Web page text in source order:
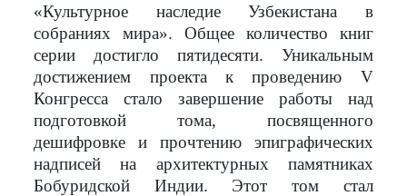
«Культурное наследие Узбекистана в
собраниях мира». Общее количество книг
серии достигло пятидесяти. Уникальным
достижением проекта к проведению V
Конгресса стало завершение работы над
подготовкой тома, посвященного
дешифровке и прочтению эпиграфических
надписей на архитектурных памятниках
Бобуридской Индии. Этот том стал